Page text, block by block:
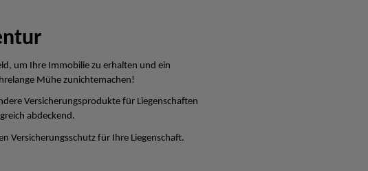
um Ihre Immobilie zu erhalten und ein
Mühe zunichtemachen!
Versicherungsprodukte für Liegenschaften
abdeckend.
Versicherungsschutz für Ihre Liegenschaft.